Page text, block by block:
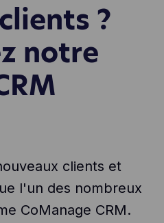
?
notre
clients et
l'un des nombreux
CoManage CRM.